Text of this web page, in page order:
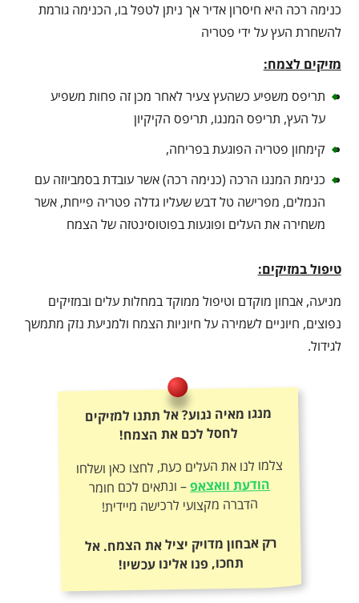
כנימה רכה היא חיסרון אדיר אך ניתן לטפל בו, הכנימה גורמת
להשחרת העץ על ידי פטריה
מזיקים לצמח:
תריפס משפיע כשהעץ צעיר לאחר מכן זה פחות משפיע
על העץ, תריפס המנגו, תריפס הקיקיון
קימחון פטריה הפוגעת בפריחה,
כנימת המנגו הרכה (כנימה רכה) אשר עובדת בסמביוזה עם
הנמלים, מפרישה טל דבש שעליו גדלה פטריה פייחת, אשר
משחירה את העלים ופוגעות בפוטוסינטזה של הצמח
טיפול במזיקים:
מניעה, אבחון מוקדם וטיפול ממוקד במחלות עלים ובמזיקים
נפוצים, חיוניים לשמירה על חיוניות הצמח ולמניעת נזק מתמשך
לגידול.
מנגו מאיה נגוע? אל תתנו למזיקים
לחסל לכם את הצמח!
צלמו לנו את העלים כעת, לחצו כאן ושלחו
הודעת וואצאפ– ונתאים לכם חומר
הדברה מקצועי לרכישה מיידית!
רק אבחון מדויק יציל את הצמח. אל
תחכו, פנו אלינו עכשיו!